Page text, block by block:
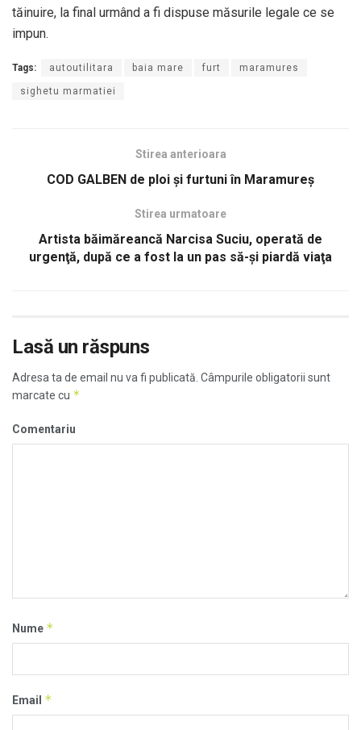
tăinuire, la final urmând a fi dispuse măsurile legale ce se
impun.
Tags: autoutilitara baia mare furt maramures
sighetu marmatiei
Stirea anterioara
COD GALBEN de ploi şi furtuni în Maramureş
Stirea urmatoare
Artista băimăreancă Narcisa Suciu, operată de
urgenţă, după ce a fost la un pas să-şi piardă viaţa
Lasă un răspuns
Adresa ta de email nu va fi publicată. Câmpurile obligatorii sunt
marcate cu *
Comentariu
Nume *
Email *